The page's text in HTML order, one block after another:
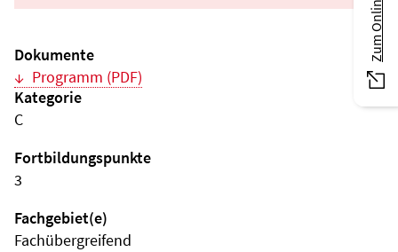
Dokumente
Programm (PDF)
Kategorie
C
Fortbildungspunkte
3
Fachgebiet(e)
Fachübergreifend